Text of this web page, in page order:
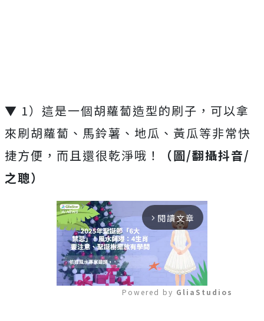
▼ 1）這是一個胡蘿蔔造型的刷子，可以拿
來刷胡蘿蔔、馬鈴薯、地瓜、黃瓜等非常快
捷方便，而且還很乾淨哦！
（圖/翻攝抖音/
之聰）
arrow_forward_ios 閱讀文章
Powered by GliaStudios